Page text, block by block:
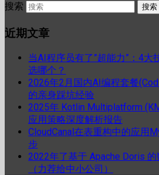
搜索
近期文章
当AI程序员有了”超能力”：4
选哪个？
2026年2月国内AI编程套餐
的亲身踩坑经验
2025年 Kotlin Multiplatform
应用策略深度解析报告
CloudCanal在表重构中的应用
步
2022年了基于 Apache Doris
（力荐给中小公司）